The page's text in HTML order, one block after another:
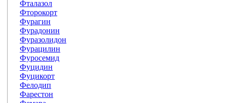
Фталазол
Фторокорт
Фурагин
Фурадонин
Фуразолидон
Фурацилин
Фуросемид
Фуцидин
Фуцикорт
Фелодип
Фарестон